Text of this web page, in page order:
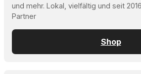
und mehr. Lokal, vielfältig und seit
Partner
Shop